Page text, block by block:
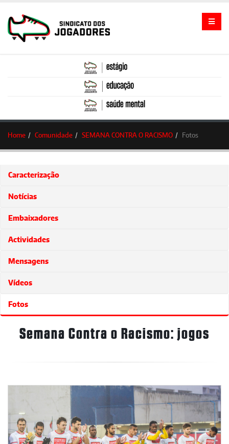
Home Comunidade SEMANA CONTRA O RACISMO Fotos
Caracterização
Notícias
Embaixadores
Actividades
Mensagens
Vídeos
Fotos
Semana Contra o Racismo: jogos